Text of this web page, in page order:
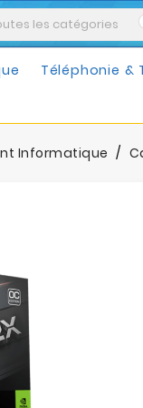
Téléphonie &
Informatique